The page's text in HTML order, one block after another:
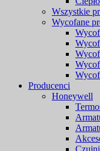
Wszystkie
Wycofane
Producenci
Honeywell